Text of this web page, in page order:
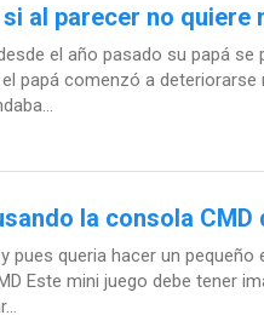
al parecer no quiere
el año pasado su papá se
papá comenzó a
la consola CMD
pues queria hacer un
Este mini juego debe tener